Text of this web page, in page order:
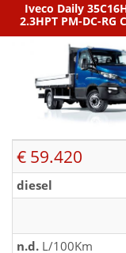
Iveco Daily
2.3HPT PM-DC-RG
€ 59.420
diesel
n.d. L/100Km